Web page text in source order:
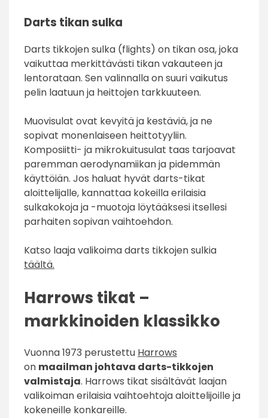
Darts tikan sulka
Darts tikkojen sulka (flights) on tikan osa, joka
vaikuttaa merkittävästi tikan vakauteen ja
lentorataan. Sen valinnalla on suuri vaikutus
pelin laatuun ja heittojen tarkkuuteen.
Muovisulat ovat kevyitä ja kestäviä, ja ne
sopivat monenlaiseen heittotyyliin.
Komposiitti- ja mikrokuitusulat taas tarjoavat
paremman aerodynamiikan ja pidemmän
käyttöiän. Jos haluat hyvät darts-tikat
aloittelijalle, kannattaa kokeilla erilaisia
sulkakokoja ja -muotoja löytääksesi itsellesi
parhaiten sopivan vaihtoehdon.
Katso laaja valikoima darts tikkojen sulkia
täältä.
Harrows tikat –
markkinoiden klassikko
Vuonna 1973 perustettu Harrows
on maailman johtava darts-tikkojen
valmistaja. Harrows tikat sisältävät laajan
valikoiman erilaisia vaihtoehtoja aloittelijoille ja
kokeneille konkareille.